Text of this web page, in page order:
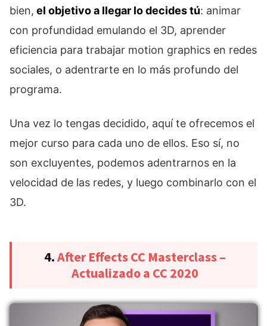
bien, el objetivo a llegar lo decides tú: animar
con profundidad emulando el 3D, aprender
eficiencia para trabajar motion graphics en redes
sociales, o adentrarte en lo más profundo del
programa.
Una vez lo tengas decidido, aquí te ofrecemos el
mejor curso para cada uno de ellos. Eso sí, no
son excluyentes, podemos adentrarnos en la
velocidad de las redes, y luego combinarlo con el
3D.
4.After Effects CC Masterclass –
Actualizado a CC 2020